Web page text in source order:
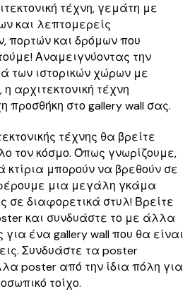
τέχνη, γεμάτη με
και λεπτομερείς
πορτών και δρόμων που
Αναμειγνύοντας την
των ιστορικών χώρων με
αρχιτεκτονική τέχνη
προσθήκη στο gallery wall σας.
τέχνης θα βρείτε
τον κόσμο. Όπως γνωρίζουμε,
κτίρια μπορούν να βρεθούν σε
μια μεγάλη γκάμα
σε διαφορετικά στυλ! Βρείτε
και συνδυάστε το με άλλα
για ένα gallery wall που θα είναι
Συνδυάστε τα poster
poster από την ίδια πόλη για
τοίχο.